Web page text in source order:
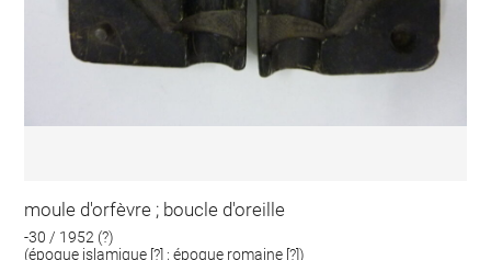
moule d'orfèvre ; boucle d'oreille
-30 / 1952 (?)
(époque islamique [?] ; époque romaine [?])